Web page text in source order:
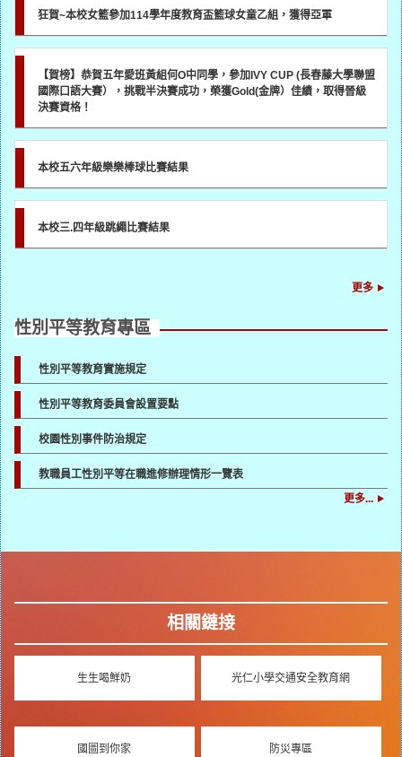
狂賀~本校女籃參加114學年度教育盃籃球女童乙組，獲得亞軍
【賀榜】恭賀五年愛班黃組何O中同學，參加IVY CUP (長春藤大學聯盟
國際口語大賽），挑戰半決賽成功，榮獲Gold(金牌）佳績，取得晉級
決賽資格！
本校五六年級樂樂棒球比賽結果
本校三.四年級跳繩比賽結果
更多
性別平等教育專區
性別平等教育實施規定
性別平等教育委員會設置要點
校園性別事件防治規定
教職員工性別平等在職進修辦理情形一覽表
更多...
相關鏈接
生生喝鮮奶 光仁小學交通安全教育網
國圖到你家 防災專區